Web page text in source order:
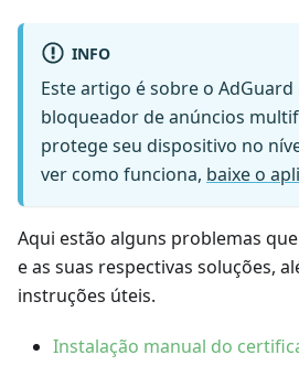
INFO
Este artigo é sobre o
bloqueador de anúncios
protege seu dispositivo no
ver como funciona, baixe o
Aqui estão alguns problemas
e as suas respectivas soluções,
instruções úteis.
Instalação manual do